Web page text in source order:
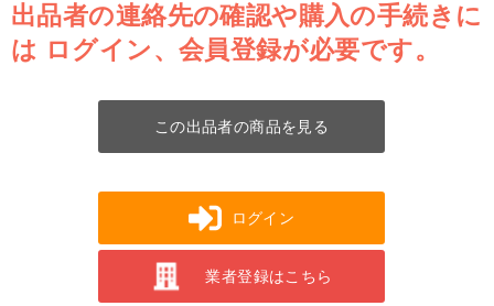
出品者の連絡先の確認や購入の手続きに
は ログイン、会員登録が必要です。
この出品者の商品を見る
ログイン
業者登録はこちら